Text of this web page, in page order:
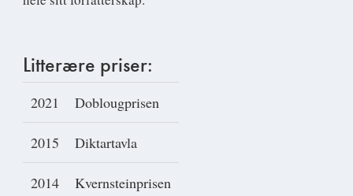
Litterære priser:
2021 Doblougprisen
2015 Diktartavla
2014 Kvernsteinprisen